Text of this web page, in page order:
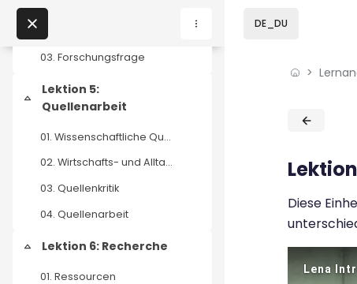
Lernangebote
Podcasts
Meine Lernangebote
01. Thema finden
03. Forschungsfrage
Einklappen
Lektion 5:
Quellenarbeit
01. Wissenschaftliche Quellen
02. Wirtschafts- und Alltagsquellen
03. Quellenkritik
04. Quellenarbeit
Einklappen
Lektion 6: Recherche
01. Ressourcen
DE_DU
Blöcke
Blöcke
Diese